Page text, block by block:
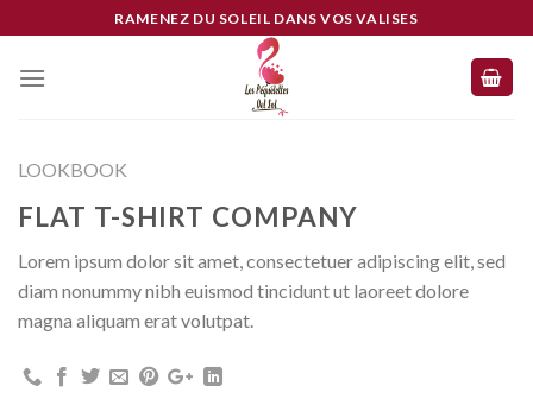
to
content
RAMENEZ DU SOLEIL DANS VOS VALISES
LOOKBOOK
FLAT T-SHIRT COMPANY
Lorem ipsum dolor sit amet, consectetuer adipiscing elit, sed
diam nonummy nibh euismod tincidunt ut laoreet dolore
magna aliquam erat volutpat.